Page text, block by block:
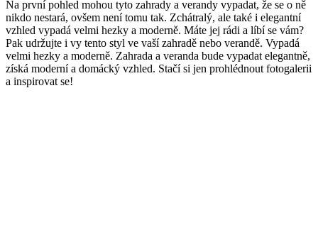
Na první pohled mohou tyto zahrady a verandy vypadat, že se o ně
nikdo nestará, ovšem není tomu tak. Zchátralý, ale také i elegantní
vzhled vypadá velmi hezky a moderně. Máte jej rádi a líbí se vám?
Pak udržujte i vy tento styl ve vaší zahradě nebo verandě. Vypadá
velmi hezky a moderně. Zahrada a veranda bude vypadat elegantně,
získá moderní a domácký vzhled. Stačí si jen prohlédnout fotogalerii
a inspirovat se!